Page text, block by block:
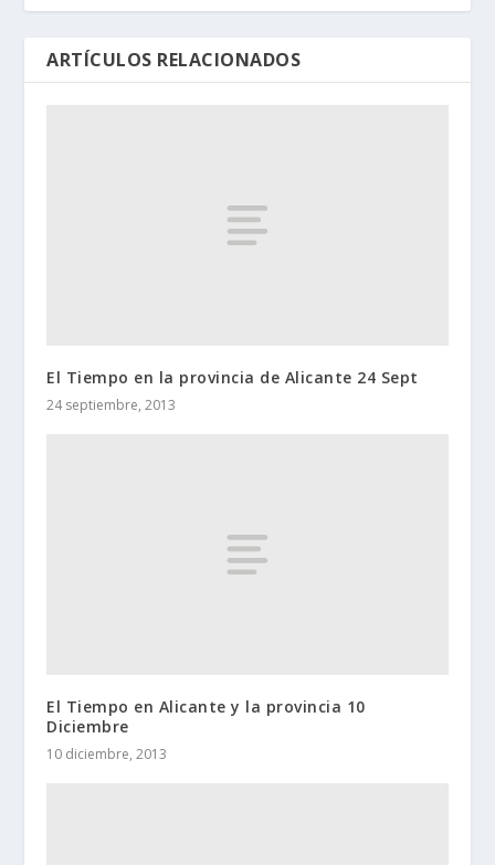
ARTÍCULOS RELACIONADOS
El Tiempo en la provincia de Alicante 24 Sept
24 septiembre, 2013
El Tiempo en Alicante y la provincia 10
Diciembre
10 diciembre, 2013